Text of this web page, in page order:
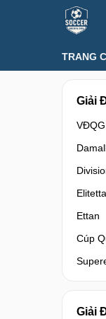
TRANG
Giải
Ettan
Cúp
Giải